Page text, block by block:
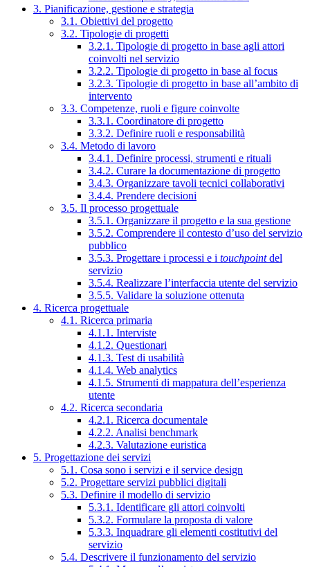
3. Pianificazione, gestione e strategia
3.1. Obiettivi del progetto
3.2. Tipologie di progetti
3.2.1. Tipologie di progetto in base agli attori
coinvolti nel servizio
3.2.2. Tipologie di progetto in base al focus
3.2.3. Tipologie di progetto in base all’ambito di
intervento
3.3. Competenze, ruoli e figure coinvolte
3.3.1. Coordinatore di progetto
3.3.2. Definire ruoli e responsabilità
3.4. Metodo di lavoro
3.4.1. Definire processi, strumenti e rituali
3.4.2. Curare la documentazione di progetto
3.4.3. Organizzare tavoli tecnici collaborativi
3.4.4. Prendere decisioni
3.5. Il processo progettuale
3.5.1. Organizzare il progetto e la sua gestione
3.5.2. Comprendere il contesto d’uso del servizio
pubblico
3.5.3. Progettare i processi e i touchpointdel
servizio
3.5.4. Realizzare l’interfaccia utente del servizio
3.5.5. Validare la soluzione ottenuta
4. Ricerca progettuale
4.1. Ricerca primaria
4.1.1. Interviste
4.1.2. Questionari
4.1.3. Test di usabilità
4.1.4. Web analytics
4.1.5. Strumenti di mappatura dell’esperienza
utente
4.2. Ricerca secondaria
4.2.1. Ricerca documentale
4.2.2. Analisi benchmark
4.2.3. Valutazione euristica
5. Progettazione dei servizi
5.1. Cosa sono i servizi e il service design
5.2. Progettare servizi pubblici digitali
5.3. Definire il modello di servizio
5.3.1. Identificare gli attori coinvolti
5.3.2. Formulare la proposta di valore
5.3.3. Inquadrare gli elementi costitutivi del
servizio
5.4. Descrivere il funzionamento del servizio